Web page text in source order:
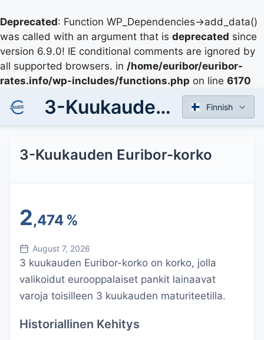
Deprecated: Function WP_Dependencies->add_data()
was called with an argument that is deprecated since
version 6.9.0! IE conditional comments are ignored by
all supported browsers. in /home/euribor/euribor-
rates.info/wp-includes/functions.php on line 6170
3-Kuukauden Euribor-korko Finnish
3-Kuukauden Euribor-korko
2,474 %
August 7, 2026
3 kuukauden Euribor-korko on korko, jolla
valikoidut eurooppalaiset pankit lainaavat
varoja toisilleen 3 kuukauden maturiteetilla.
Historiallinen Kehitys